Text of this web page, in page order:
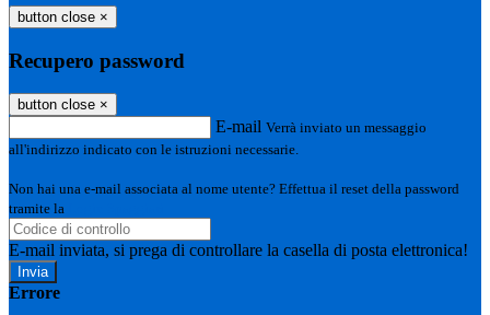
button close ×
Recupero password
button close ×
E-mail Verrà inviato un messaggio
all'indirizzo indicato con le istruzioni necessarie.
Non hai una e-mail associata al nome utente? Effettua il reset della password
tramite la
E-mail inviata, si prega di controllare la casella di posta elettronica!
Errore